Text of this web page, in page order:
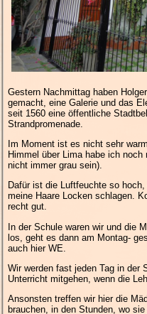
Gestern Nachmittag haben
gemacht, eine Galerie und das
seit 1560 eine öffentliche
Strandpromenade.
Im Moment ist es nicht sehr
Himmel über Lima habe ich
nicht immer grau sein).
Dafür ist die Luftfeuchte so
meine Haare Locken schlagen.
recht gut.
In der Schule waren wir und die
los, geht es dann am Montag-
auch hier WE.
Wir werden fast jeden Tag in der
Unterricht mitgehen, wenn die
Ansonsten treffen wir hier die
brauchen, in den Stunden, wo